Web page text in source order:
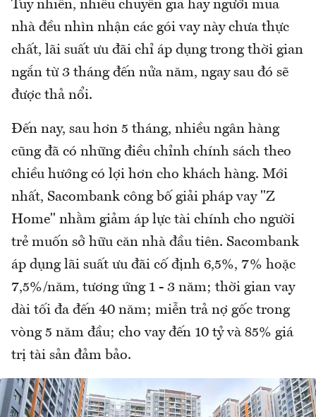
Tuy nhiên, nhiều chuyên gia hay người mua
nhà đều nhìn nhận các gói vay này chưa thực
chất, lãi suất ưu đãi chỉ áp dụng trong thời gian
ngắn từ 3 tháng đến nửa năm, ngay sau đó sẽ
được thả nổi.
Đến nay, sau hơn 5 tháng, nhiều ngân hàng
cũng đã có những điều chỉnh chính sách theo
chiều hướng có lợi hơn cho khách hàng. Mới
nhất, Sacombank công bố giải pháp vay "Z
Home" nhằm giảm áp lực tài chính cho người
trẻ muốn sở hữu căn nhà đầu tiên. Sacombank
áp dụng lãi suất ưu đãi cố định 6,5%, 7% hoặc
7,5%/năm, tương ứng 1 - 3 năm; thời gian vay
dài tối đa đến 40 năm; miễn trả nợ gốc trong
vòng 5 năm đầu; cho vay đến 10 tỷ và 85% giá
trị tài sản đảm bảo.